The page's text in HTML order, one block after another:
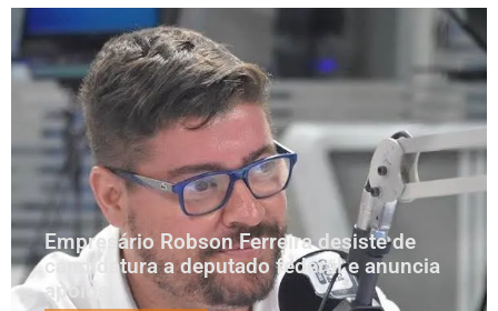
Empresário Robson Ferreira desiste de
candidatura a deputado federal e anuncia
apoios